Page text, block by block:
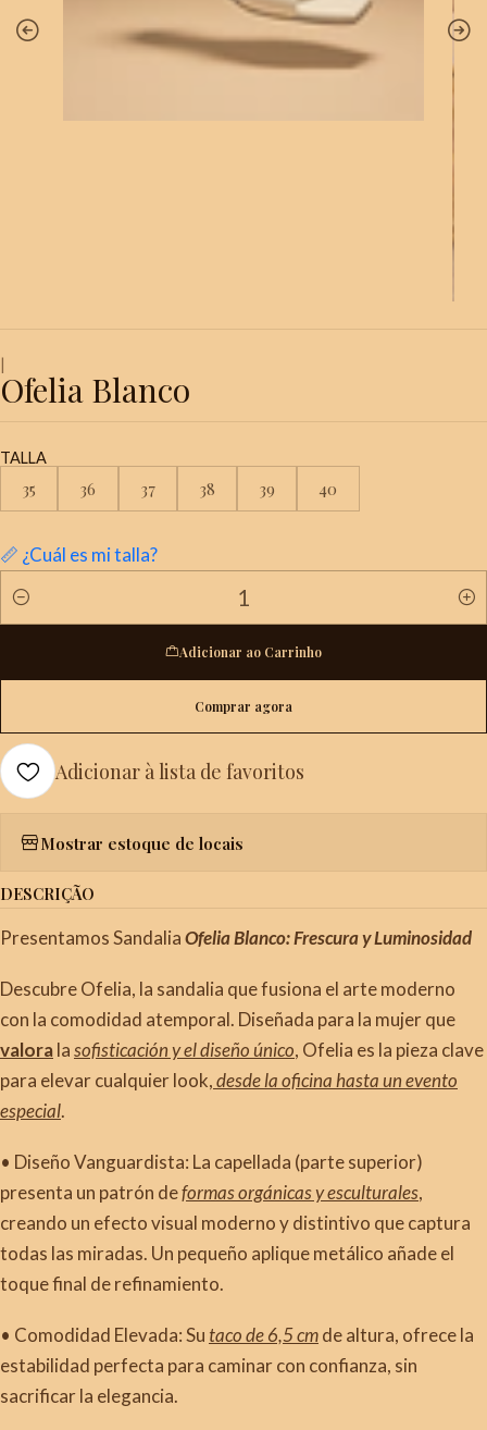
|
Ofelia Blanco
TALLA
35 36 37 38 39 40
📏 ¿Cuál es mi talla?
Quantidade
Adicionar ao Carrinho
Comprar agora
Adicionar à lista de favoritos
Mostrar estoque de locais
DESCRIÇÃO
Presentamos SandaliaOfelia Blanco: Frescura y Luminosidad
Descubre Ofelia, la sandalia que fusiona el arte moderno
con la comodidad atemporal. Diseñada para la mujer que
valoralasofisticación y el diseño único, Ofelia es la pieza clave
para elevar cualquier look,desde la oficina hasta un evento
especial.
• Diseño Vanguardista: La capellada (parte superior)
presenta un patrón deformas orgánicas y esculturales,
creando un efecto visual moderno y distintivo que captura
todas las miradas. Un pequeño aplique metálico añade el
toque final de refinamiento.
• Comodidad Elevada: Su taco de 6,5 cmde altura, ofrece la
estabilidad perfecta para caminar con confianza, sin
sacrificar la elegancia.